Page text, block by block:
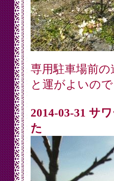
専用駐車場前
と運がよいので
2014-03-31 サ
た